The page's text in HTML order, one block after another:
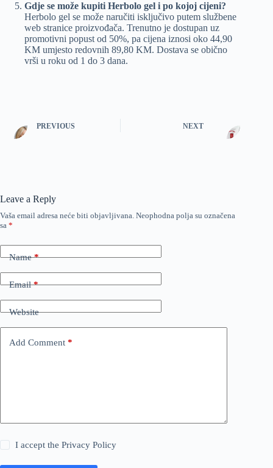
Gdje se može kupiti Herbolo gel i po kojoj cijeni?
Herbolo gel se može naručiti isključivo putem službene
web stranice proizvođača. Trenutno je dostupan uz
promotivni popust od 50%, pa cijena iznosi oko 44,90
KM umjesto redovnih 89,80 KM. Dostava se obično
vrši u roku od 1 do 3 dana.
PREVIOUS NEXT
Leave a Reply
Vaša email adresa neće biti objavljivana. Neophodna polja su označena
sa *
Name*
Email*
Website
Add Comment *
I accept thePrivacy Policy